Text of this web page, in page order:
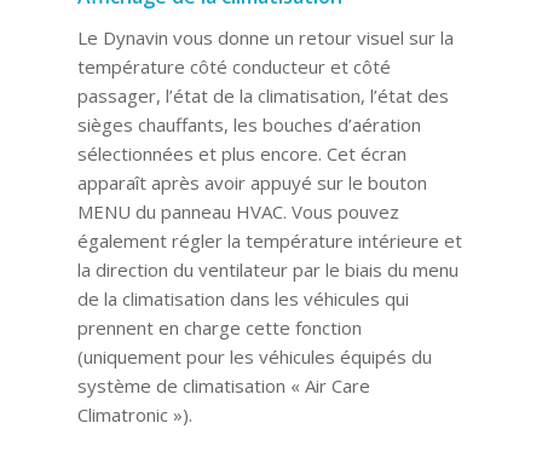
Le Dynavin vous donne un retour visuel sur la
température côté conducteur et côté
passager, l’état de la climatisation, l’état des
sièges chauffants, les bouches d’aération
sélectionnées et plus encore. Cet écran
apparaît après avoir appuyé sur le bouton
MENU du panneau HVAC. Vous pouvez
également régler la température intérieure et
la direction du ventilateur par le biais du menu
de la climatisation dans les véhicules qui
prennent en charge cette fonction
(uniquement pour les véhicules équipés du
système de climatisation « Air Care
Climatronic »).